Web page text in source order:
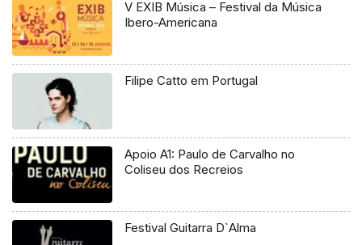
V EXIB Música – Festival da Música
Ibero-Americana
Filipe Catto em Portugal
Apoio A1: Paulo de Carvalho no
Coliseu dos Recreios
Festival Guitarra D`Alma